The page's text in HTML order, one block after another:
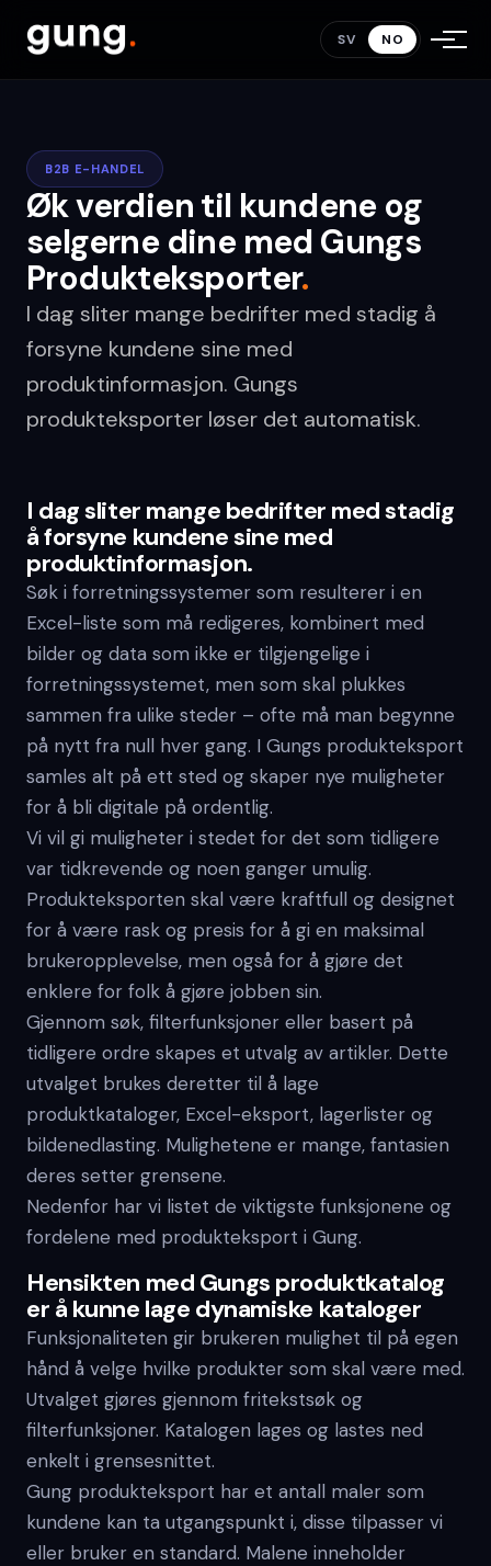
SV NO
B2B E-HANDEL
Øk verdien til kundene og
selgerne dine med Gungs
Produkteksporter.
I dag sliter mange bedrifter med stadig å
forsyne kundene sine med
produktinformasjon. Gungs
produkteksporter løser det automatisk.
I dag sliter mange bedrifter med stadig
å forsyne kundene sine med
produktinformasjon.
Søk i forretningssystemer som resulterer i en
Excel-liste som må redigeres, kombinert med
bilder og data som ikke er tilgjengelige i
forretningssystemet, men som skal plukkes
sammen fra ulike steder – ofte må man begynne
på nytt fra null hver gang. I Gungs produkteksport
samles alt på ett sted og skaper nye muligheter
for å bli digitale på ordentlig.
Vi vil gi muligheter i stedet for det som tidligere
var tidkrevende og noen ganger umulig.
Produkteksporten skal være kraftfull og designet
for å være rask og presis for å gi en maksimal
brukeropplevelse, men også for å gjøre det
enklere for folk å gjøre jobben sin.
Gjennom søk, filterfunksjoner eller basert på
tidligere ordre skapes et utvalg av artikler. Dette
utvalget brukes deretter til å lage
produktkataloger, Excel-eksport, lagerlister og
bildenedlasting. Mulighetene er mange, fantasien
deres setter grensene.
Nedenfor har vi listet de viktigste funksjonene og
fordelene med produkteksport i Gung.
Hensikten med Gungs produktkatalog
er å kunne lage dynamiske kataloger
Funksjonaliteten gir brukeren mulighet til på egen
hånd å velge hvilke produkter som skal være med.
Utvalget gjøres gjennom fritekstsøk og
filterfunksjoner. Katalogen lages og lastes ned
enkelt i grensesnittet.
Gung produkteksport har et antall maler som
kundene kan ta utgangspunkt i, disse tilpasser vi
eller bruker en standard. Malene inneholder